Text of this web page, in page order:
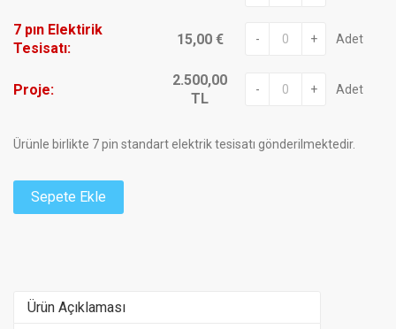
7 pın Elektirik
Tesisatı:
15,00 € - + Adet
Proje:
2.500,00
TL
- + Adet
Ürünle birlikte 7 pin standart elektrik tesisatı gönderilmektedir.
Sepete Ekle
Ürün Açıklaması